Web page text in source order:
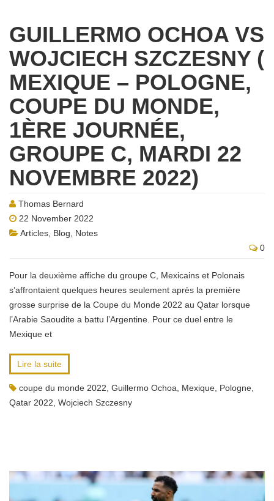
GUILLERMO OCHOA VS
WOJCIECH SZCZESNY (
MEXIQUE – POLOGNE,
COUPE DU MONDE,
1ÈRE JOURNÉE,
GROUPE C, MARDI 22
NOVEMBRE 2022)
Thomas Bernard
22 November 2022
Articles Blog
Notes
0
Pour la deuxième affiche du groupe C, Mexicains et Polonais
s’affrontaient quelques heures seulement après la première
grosse surprise de la Coupe du Monde 2022 au Qatar lorsque
l’Arabie Saoudite a battu l’Argentine. Pour ce duel entre le
Mexique et
Lire la suite
coupe du monde 2022 Guillermo Ochoa Mexique Pologne
Qatar 2022 Wojciech Szczesny